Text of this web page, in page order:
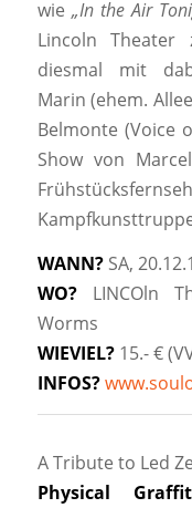
wie „In the Air
Lincoln
diesmal mit
Marin (ehem.
Belmonte (Voice
Show von
WANN?SA,
WO?LINCOln
Worms
WIEVIEL?15.- €
INFOS?
A Tribute to Led
Physical